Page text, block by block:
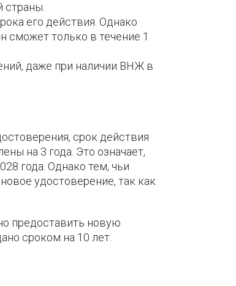
его действия. Однако
сможет только в течение 1
даже при наличии ВНЖ в
срок действия
на 3 года. Это означает,
года. Однако тем, чьи
удостоверение, так как
предоставить новую
сроком на 10 лет.